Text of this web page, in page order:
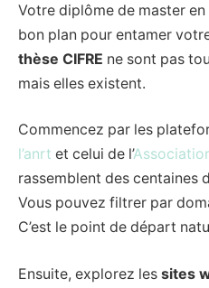
Votre diplôme de master
bon plan pour entamer
thèse CIFRE ne sont pas
mais elles existent.
Commencez par les
l’anrt et celui de l’
rassemblent des centaines
Vous pouvez filtrer par
C’est le point de départ
Ensuite, explorez les sites